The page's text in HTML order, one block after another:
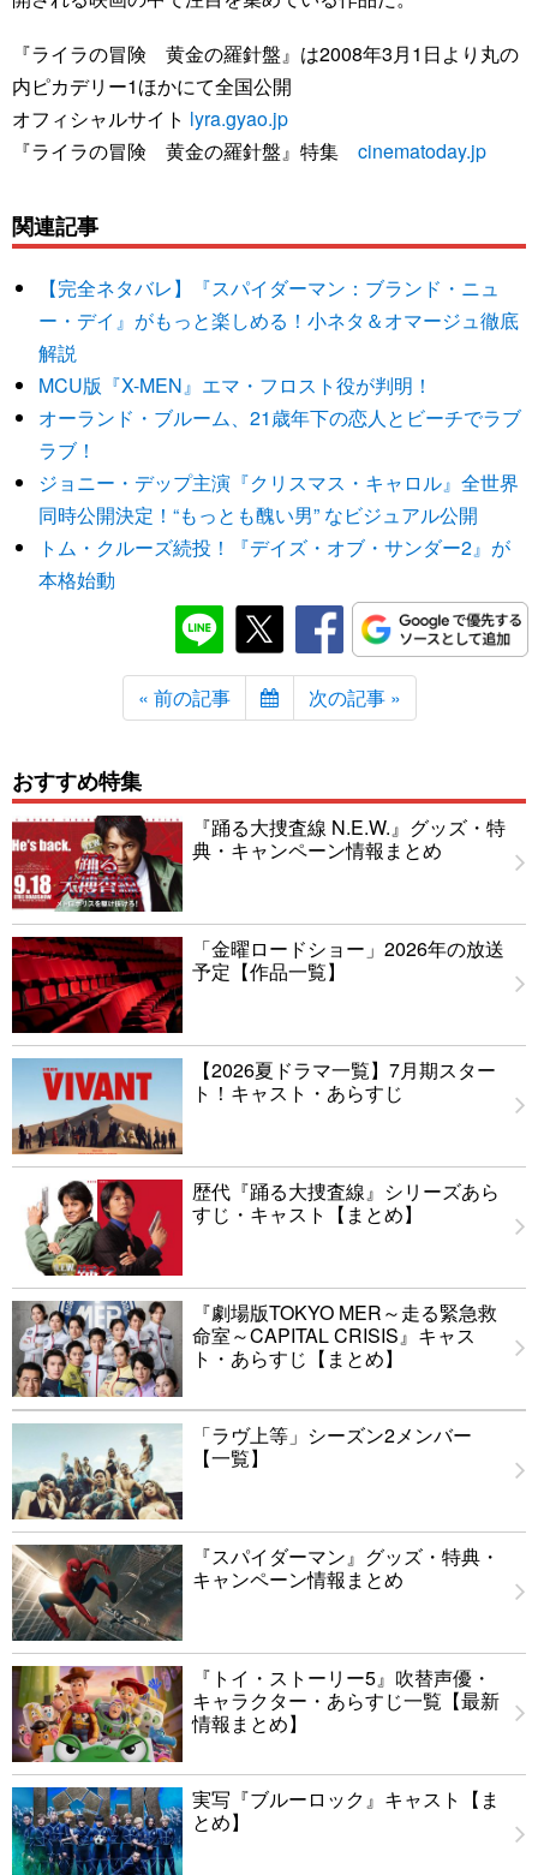
『ライラの冒険 黄金の羅針盤』は2008年3月1日より丸の
内ピカデリー1ほかにて全国公開
オフィシャルサイト lyra.gyao.jp
『ライラの冒険 黄金の羅針盤』特集 cinematoday.jp
関連記事
【完全ネタバレ】『スパイダーマン：ブランド・ニュ
ー・デイ』がもっと楽しめる！小ネタ＆オマージュ徹底
解説
MCU版『X-MEN』エマ・フロスト役が判明！
オーランド・ブルーム、21歳年下の恋人とビーチでラブ
ラブ！
ジョニー・デップ主演『クリスマス・キャロル』全世界
同時公開決定！“もっとも醜い男” なビジュアル公開
トム・クルーズ続投！『デイズ・オブ・サンダー2』が
本格始動
« 前の記事 次の記事 »
おすすめ特集
『踊る大捜査線 N.E.W.』グッズ・特
典・キャンペーン情報まとめ
「金曜ロードショー」2026年の放送
予定【作品一覧】
【2026夏ドラマ一覧】7月期スター
ト！キャスト・あらすじ
歴代『踊る大捜査線』シリーズあら
すじ・キャスト【まとめ】
『劇場版TOKYO MER～走る緊急救
命室～CAPITAL CRISIS』キャス
ト・あらすじ【まとめ】
「ラヴ上等」シーズン2メンバー
【一覧】
『スパイダーマン』グッズ・特典・
キャンペーン情報まとめ
『トイ・ストーリー5』吹替声優・
キャラクター・あらすじ一覧【最新
情報まとめ】
実写『ブルーロック』キャスト【ま
とめ】